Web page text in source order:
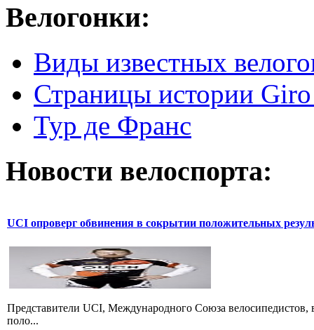
Велогонки:
Виды известных
Страницы истории
Тур де Франс
Новости велоспорта:
UCI опроверг обвинения в сокрытии положительных
Представители UCI, Международного Союза
поло...